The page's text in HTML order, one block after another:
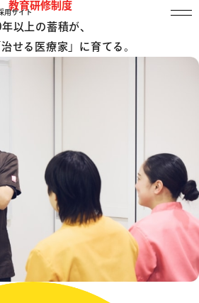
用サイト
EDUCATION
教育研修制度
以上の蓄積が、
せる医療家」に育てる。